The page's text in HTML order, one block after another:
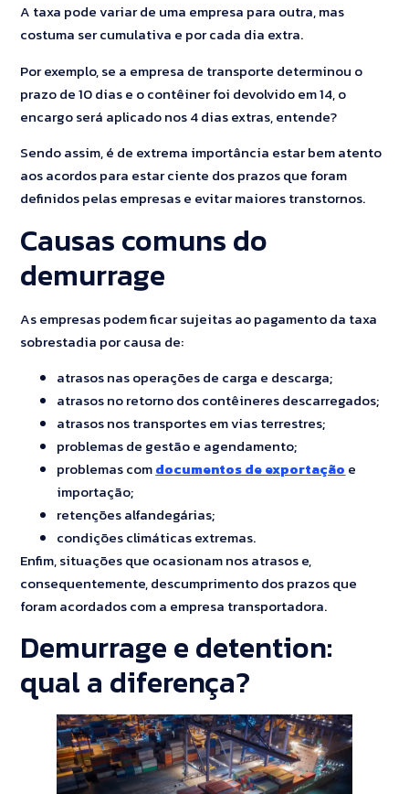
A taxa pode variar de uma empresa para outra, mas
costuma ser cumulativa e por cada dia extra.
Por exemplo, se a empresa de transporte determinou o
prazo de 10 dias e o contêiner foi devolvido em 14, o
encargo será aplicado nos 4 dias extras, entende?
Sendo assim, é de extrema importância estar bem atento
aos acordos para estar ciente dos prazos que foram
definidos pelas empresas e evitar maiores transtornos.
Causas comuns do
demurrage
As empresas podem ficar sujeitas ao pagamento da taxa
sobrestadia por causa de:
atrasos nas operações de carga e descarga;
atrasos no retorno dos contêineres descarregados;
atrasos nos transportes em vias terrestres;
problemas de gestão e agendamento;
problemas comdocumentos de exportação e
importação;
retenções alfandegárias;
condições climáticas extremas.
Enfim, situações que ocasionam nos atrasos e,
consequentemente, descumprimento dos prazos que
foram acordados com a empresa transportadora.
Demurrage e detention:
qual a diferença?